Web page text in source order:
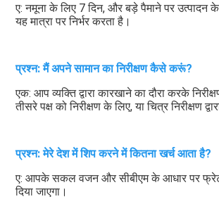
ए: नमूना के लिए 7 दिन, और बड़े पैमाने पर उत्पादन
यह मात्रा पर निर्भर करता है।
प्रश्न: मैं अपने सामान का निरीक्षण कैसे करूं?
एक: आप व्यक्ति द्वारा कारखाने का दौरा करके
तीसरे पक्ष को निरीक्षण के लिए, या चित्र निरीक्षण
प्रश्न: मेरे देश में शिप करने में कितना खर्च आता है?
ए: आपके सकल वजन और सीबीएम के आधार पर फ्रेट
दिया जाएगा।